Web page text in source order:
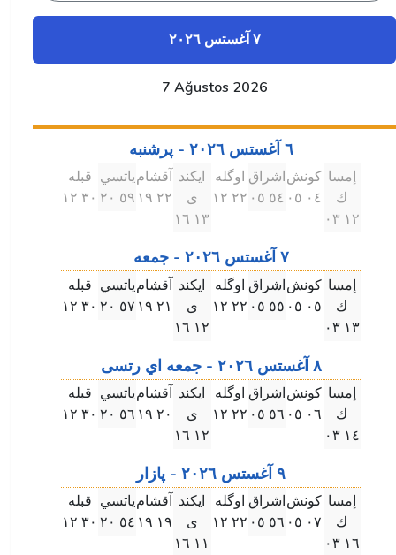
٧ آغستس ۲۰۲٦
7 Ağustos 2026
٦ آغستس ۲۰۲٦ - پرشنبه
إمسا
ك
۱۲ ۰۳
كونش
۰٤ ۰٥
اشراق
٥٤ ۰٥
اوگله
۲۲ ۱۲
ايكند
ى
۱۳ ۱٦
آقشام
۲۲ ۱٩
ياتسي
٥٩ ۲۰
قبله
۳۰ ۱۲
٧ آغستس ۲۰۲٦ - جمعه
إمسا
ك
۱۳ ۰۳
كونش
۰٥ ۰٥
اشراق
٥٥ ۰٥
اوگله
۲۲ ۱۲
ايكند
ى
۱۲ ۱٦
آقشام
۲۱ ۱٩
ياتسي
٥٧ ۲۰
قبله
۳۰ ۱۲
٨ آغستس ۲۰۲٦ - جمعه اي رتسى
إمسا
ك
۱٤ ۰۳
كونش
۰٦ ۰٥
اشراق
٥٦ ۰٥
اوگله
۲۲ ۱۲
ايكند
ى
۱۲ ۱٦
آقشام
۲۰ ۱٩
ياتسي
٥٦ ۲۰
قبله
۳۰ ۱۲
٩ آغستس ۲۰۲٦ - پازار
إمسا
ك
۱٦ ۰۳
كونش
۰٧ ۰٥
اشراق
٥٦ ۰٥
اوگله
۲۲ ۱۲
ايكند
ى
۱۱ ۱٦
آقشام
۱٩ ۱٩
ياتسي
٥٤ ۲۰
قبله
۳۰ ۱۲